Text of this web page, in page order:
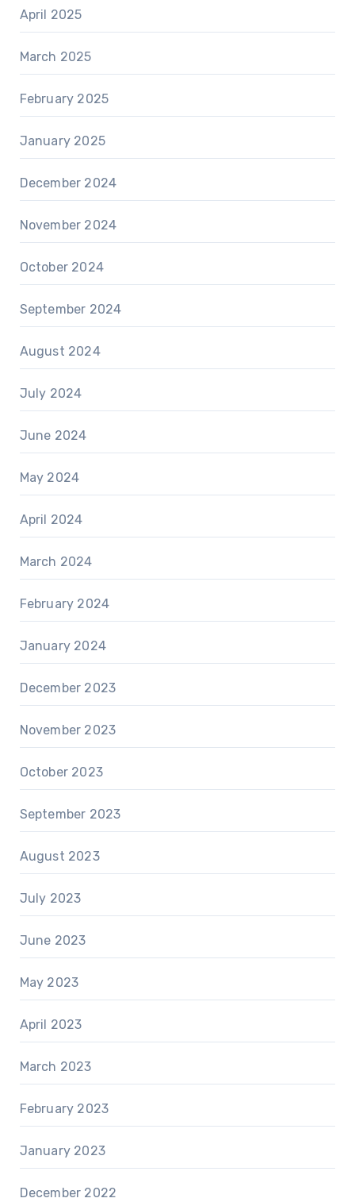
April 2025
March 2025
February 2025
January 2025
December 2024
November 2024
October 2024
September 2024
August 2024
July 2024
June 2024
May 2024
April 2024
March 2024
February 2024
January 2024
December 2023
November 2023
October 2023
September 2023
August 2023
July 2023
June 2023
May 2023
April 2023
March 2023
February 2023
January 2023
December 2022